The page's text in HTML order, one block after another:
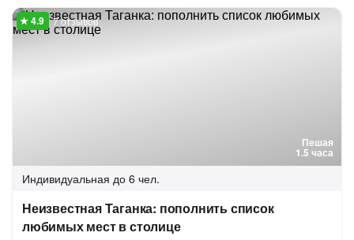
Пешая
1.5 часа
7 отзывов
Индивидуальная до 6 чел.
Неизвестная Таганка: пополнить список
любимых мест в столице